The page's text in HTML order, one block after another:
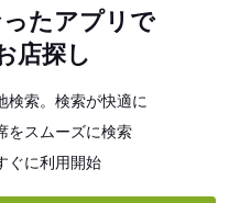
たアプリで
店探し
検索。検索が快適に
をスムーズに検索
ぐに利用開始